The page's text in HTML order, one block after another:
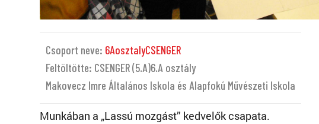
Csoport neve: 6AosztalyCSENGER
Feltöltötte: CSENGER (5.A)6.A osztály
Makovecz Imre Általános Iskola és Alapfokú Művészeti Iskola
Munkában a „Lassú mozgást” kedvelők csapata.